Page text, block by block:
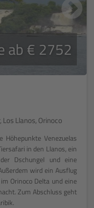
ab € 2752
Llanos, Orinoco
Venezuelas
in den Llanos, ein
Dschungel und eine
wird ein Ausflug
Orinoco Delta und eine
Zum Abschluss geht